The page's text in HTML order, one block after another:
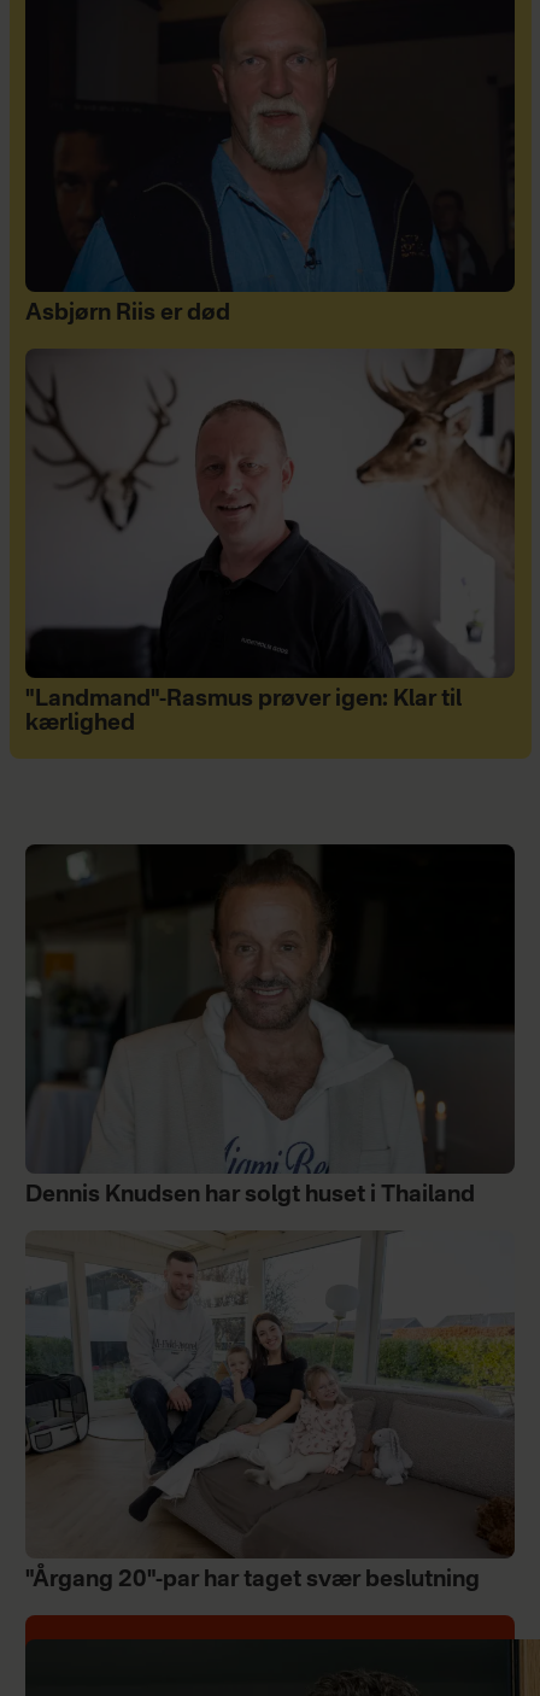
Asbjørn Riis er død
"Landmand"-Rasmus prøver igen: Klar til
kærlighed
Dennis Knudsen har solgt huset i Thailand
"Årgang 20"-par har taget svær beslutning